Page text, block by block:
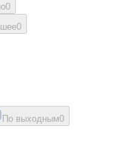
0
0
По выходным0